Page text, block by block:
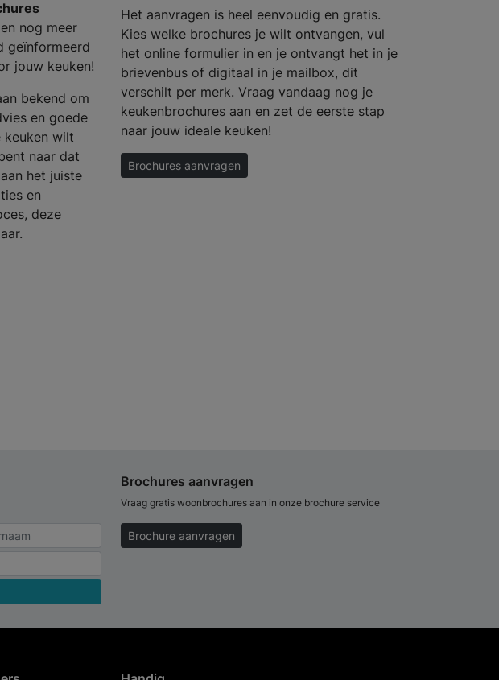
nog meer
geïnformeerd
jouw keuken!
bekend om
en goede
keuken wilt
naar dat
het juiste
en
deze
Het aanvragen is heel eenvoudig en gratis.
Kies welke brochures je wilt ontvangen, vul
het online formulier in en je ontvangt het in je
brievenbus of digitaal in je mailbox, dit
verschilt per merk. Vraag vandaag nog je
keukenbrochures aan en zet de eerste stap
naar jouw ideale keuken!
Brochures aanvragen
Brochures aanvragen
Vraag gratis woonbrochures aan in onze brochure service
Brochure aanvragen